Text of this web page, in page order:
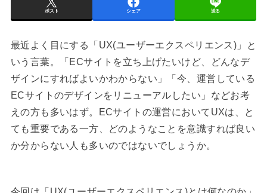
ポスト シェア 送る
最近よく目にする「UX(ユーザーエクスペリエンス)」と
いう言葉。「ECサイトを立ち上げたいけど、どんなデ
ザインにすればよいかわからない」「今、運営している
ECサイトのデザインをリニューアルしたい」などお考
えの方も多いはず。ECサイトの運営においてUXは、と
ても重要である一方、どのようなことを意識すれば良い
か分からない人も多いのではないでしょうか。